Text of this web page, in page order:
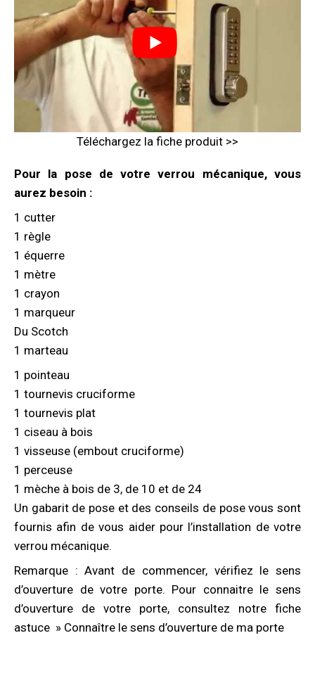
Téléchargez la fiche produit >>
Pour la pose de votre verrou mécanique, vous
aurez besoin :
1 cutter
1 règle
1 équerre
1 mètre
1 crayon
1 marqueur
Du Scotch
1 marteau
1 pointeau
1 tournevis cruciforme
1 tournevis plat
1 ciseau à bois
1 visseuse (embout cruciforme)
1 perceuse
1 mèche à bois de 3, de 10 et de 24
Un gabarit de pose et des conseils de pose vous sont
fournis afin de vous aider pour l’installation de votre
verrou mécanique.
Remarque : Avant de commencer, vérifiez le sens
d’ouverture de votre porte. Pour connaitre le sens
d’ouverture de votre porte, consultez notre fiche
astuce » Connaître le sens d’ouverture de ma porte